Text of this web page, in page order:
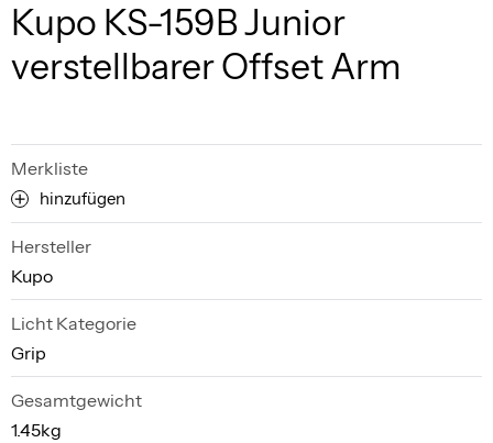
Kupo KS-159B Junior
verstellbarer Offset Arm
Merkliste
hinzufügen
Hersteller
Kupo
Licht Kategorie
Grip
Gesamtgewicht
1.45kg